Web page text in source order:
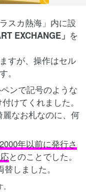
スカ熱海」内に設
EXCHANGE」 を
すが、操作はセル
。
ンで記号のような
けてくれました。
なお札なのに、何
2000年以前に発行さ
とのことでした。
しました。